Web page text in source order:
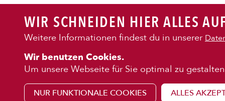
VEGI/
SALATÜber uns
Franchise
WIR SCHNEIDEN HIER ALLES
Weitere Informationen findest du in unserer
Wir benutzen Cookies.
Um unsere Webseite für Sie optimal zu
NUR FUNKTIONALE COOKIES ALLES